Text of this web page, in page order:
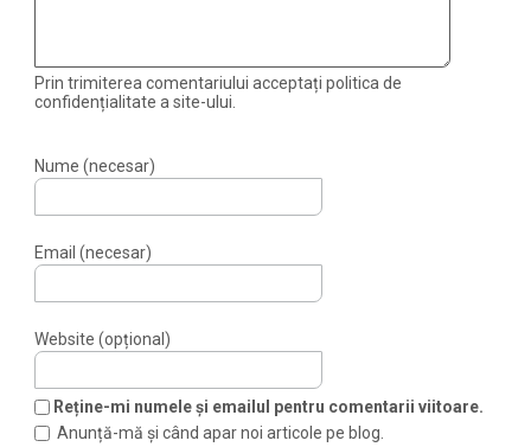
Prin trimiterea comentariului acceptați politica de
confidențialitate a site-ului.
Nume (necesar)
Email (necesar)
Website (opțional)
Reține-mi numele și emailul pentru comentarii viitoare.
Anunță-mă și când apar noi articole pe blog.